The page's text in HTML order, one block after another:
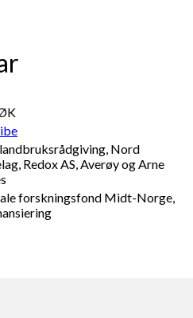
Nord
Redox AS, Averøy og Arne
forskningsfond Midt-Norge,